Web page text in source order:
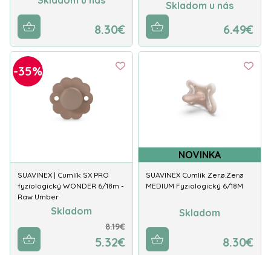
8.30€
Skladom u nás
6.49€
-35%
SUAVINEX | Cumlík SX PRO
fyziologický WONDER 6/18m -
Raw Umber
Skladom
8.19€
5.32€
NOVINKA
SUAVINEX Cumlík Zerø.Zerø
MEDIUM Fyziologický 6/18M
Skladom
8.30€